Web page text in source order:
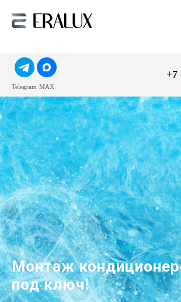
Telegram MAX
+7
Монтаж
под ключ!